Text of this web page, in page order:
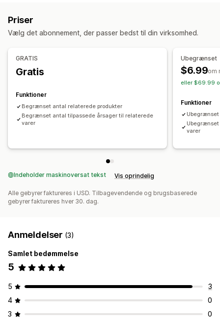
Priser
Vælg det abonnement, der passer bedst til din virksomhed.
GRATIS
Gratis
Funktioner
Begrænset antal relaterede produkter
Begrænset antal tilpassede årsager til relaterede
varer
Ubegrænset
$6.99om
eller $69.99
Funktioner
varer
Indeholder maskinoversat tekst Vis oprindelig
Alle gebyrer faktureres i USD. Tilbagevendende og brugsbaserede
gebyrer faktureres hver 30. dag.
Anmeldelser (3)
Samlet bedømmelse
5
5
3
4
0
3
0